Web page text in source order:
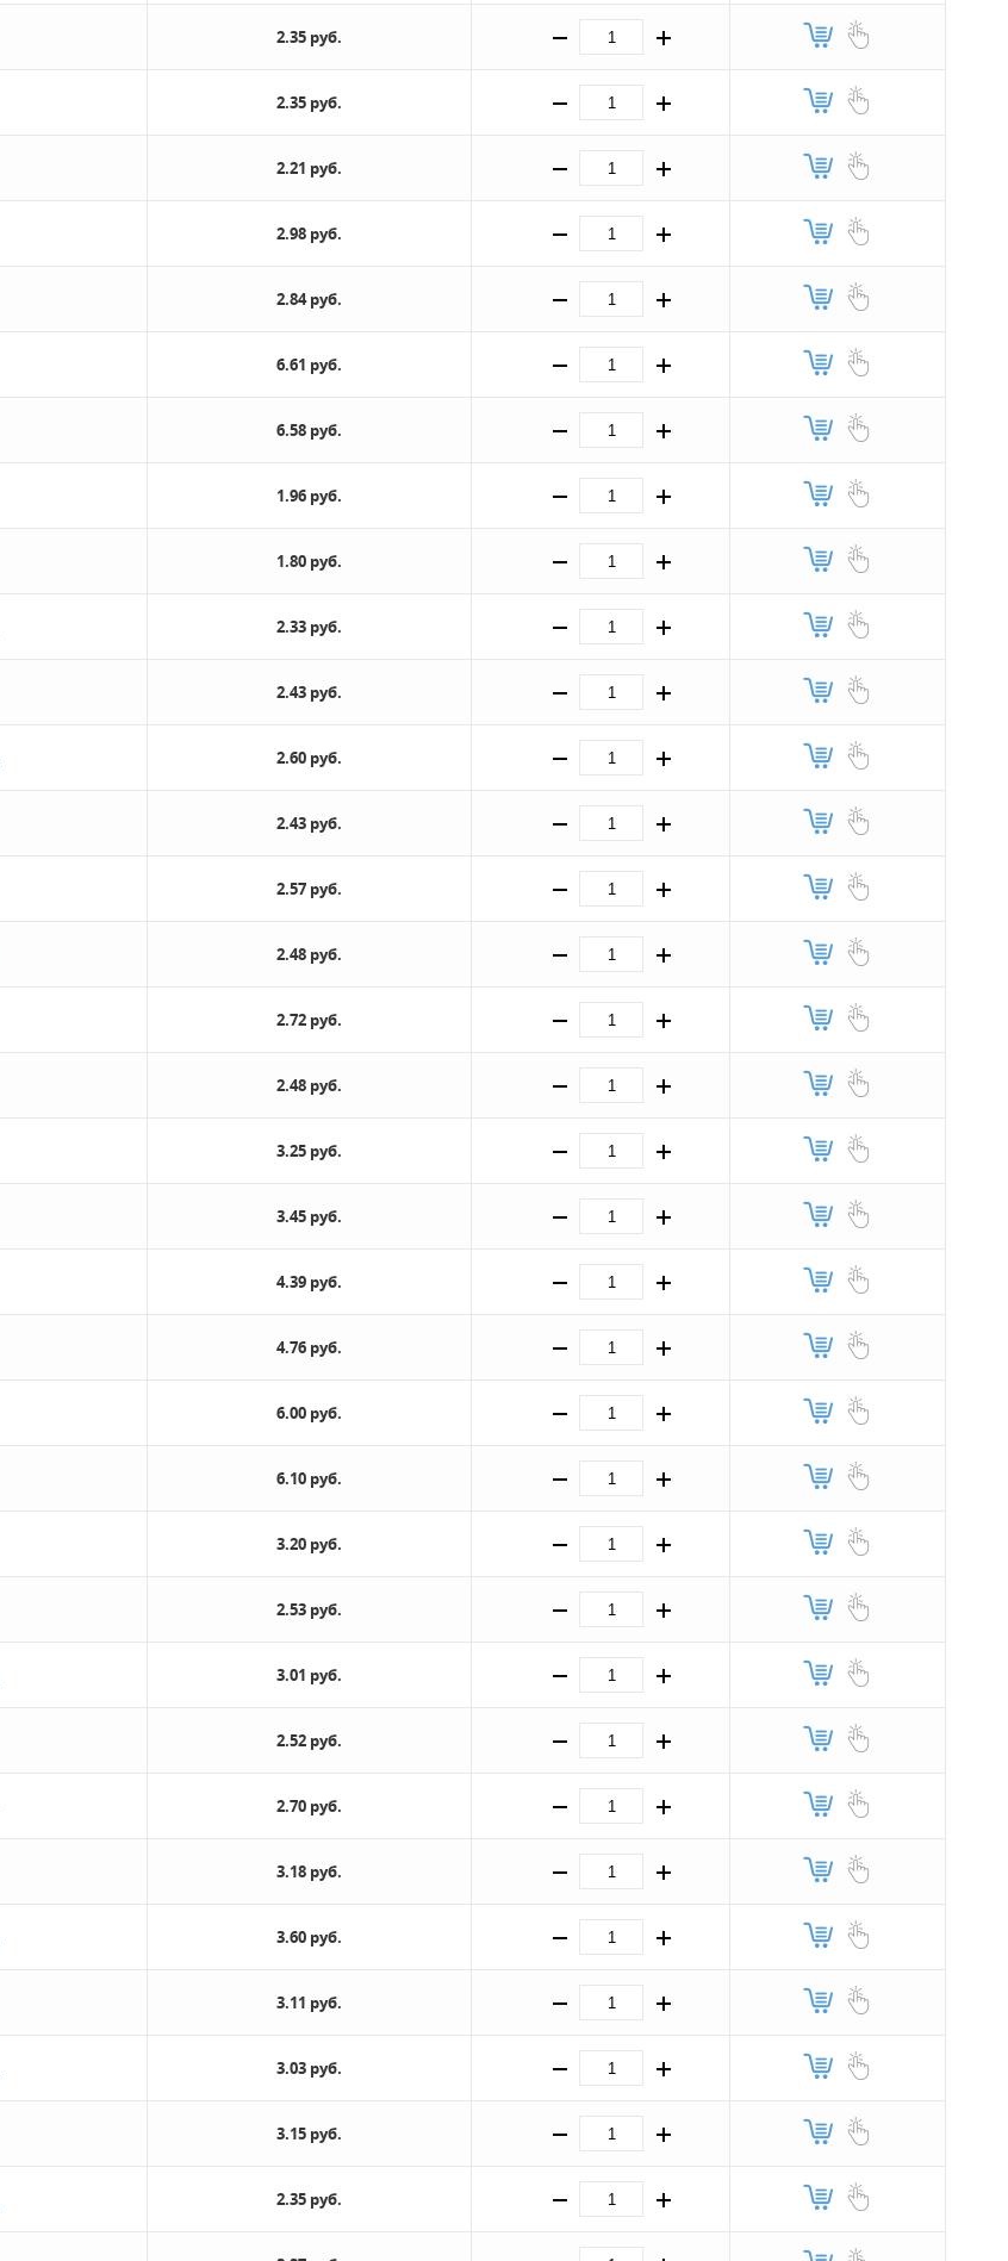
2.35 руб.
2.35 руб.
2.21 руб.
2.98 руб.
2.84 руб.
6.61 руб.
6.58 руб.
1.96 руб.
1.80 руб.
2.33 руб.
2.43 руб.
2.60 руб.
2.43 руб.
2.57 руб.
2.48 руб.
2.72 руб.
2.48 руб.
3.25 руб.
3.45 руб.
4.39 руб.
4.76 руб.
6.00 руб.
6.10 руб.
3.20 руб.
2.53 руб.
3.01 руб.
2.52 руб.
2.70 руб.
3.18 руб.
3.60 руб.
3.11 руб.
3.03 руб.
3.15 руб.
2.35 руб.